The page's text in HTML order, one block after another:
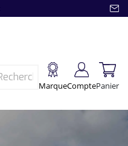
MarqueComptePanier